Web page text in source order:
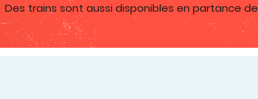
Des trains sont aussi disponibles en partance